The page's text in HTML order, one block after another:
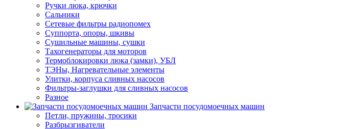
Ручки люка, крючки
Сальники
Сетевые фильтры радиопомех
Суппорта, опоры, шкивы
Сушильные машины, сушки
Тахогенераторы для моторов
Термоблокировки люка (замки), УБЛ
ТЭНы, Нагревательные элементы
Улитки, корпуса сливных насосов
Фильтры-заглушки для сливных насосов
Разное
Запчасти посудомоечных машин
Петли, пружины, тросики
Разбрызгиватели